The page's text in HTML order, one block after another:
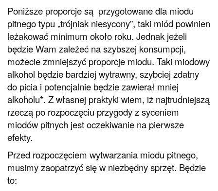
Poniższe proporcje są przygotowane dla miodu
pitnego typu „trójniak niesycony”, taki miód powinien
leżakować minimum około roku. Jednak jeżeli
będzie Wam zależeć na szybszej konsumpcji,
możecie zmniejszyć proporcje miodu. Taki miodowy
alkohol będzie bardziej wytrawny, szybciej zdatny
do picia i potencjalnie będzie zawierał mniej
alkoholu*. Z własnej praktyki wiem, iż najtrudniejszą
rzeczą po rozpoczęciu przygody z syceniem
miodów pitnych jest oczekiwanie na pierwsze
efekty.
Przed rozpoczęciem wytwarzania miodu pitnego,
musimy zaopatrzyć się w niezbędny sprzęt. Będzie
to: